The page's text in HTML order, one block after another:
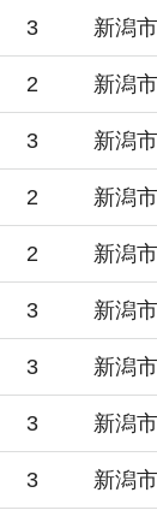
3 新潟
2 新潟
3 新潟
2 新潟
2 新潟
3 新潟
3 新潟
3 新潟
3 新潟